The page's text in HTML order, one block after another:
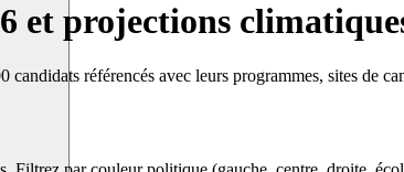
et projections
référencés avec leurs programmes, sites de